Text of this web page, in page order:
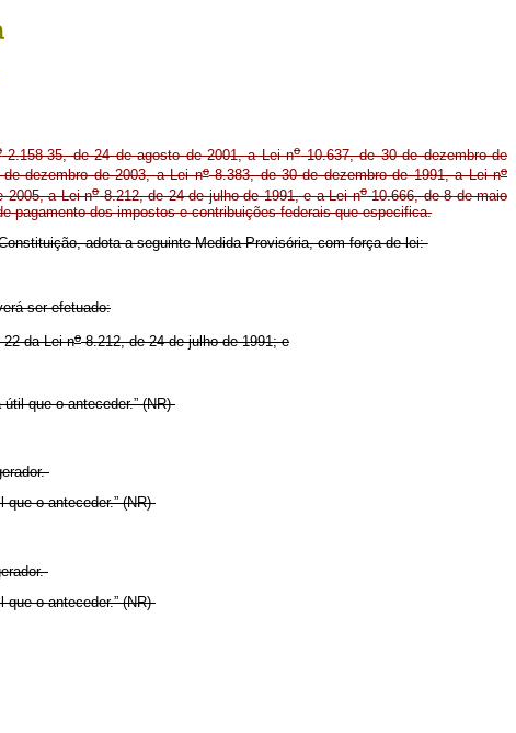
2.158-35, de 24 de agosto de 2001, a Lei no10.637, de 30 de dezembro de
dezembro de 2003, a Lei no8.383, de 30 de dezembro de 1991, a Lei no
2005, a Lei no8.212, de 24 de julho de 1991, e a Lei no10.666, de 8 de maio
pagamento dos impostos e contribuições federais que especifica.
adota a seguinte Medida Provisória, com força de lei:
ser efetuado:
da Lei no8.212, de 24 de julho de 1991; e
que o anteceder.” (NR)
que o anteceder.” (NR)
que o anteceder.” (NR)